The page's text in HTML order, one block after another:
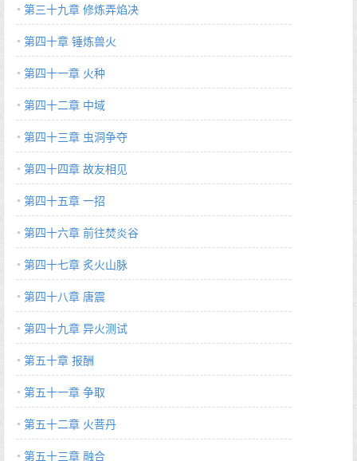
第三十九章 修炼弄焰决
第四十章 锤炼兽火
第四十一章 火种
第四十二章 中域
第四十三章 虫洞争夺
第四十四章 故友相见
第四十五章 一招
第四十六章 前往焚炎谷
第四十七章 炙火山脉
第四十八章 唐震
第四十九章 异火测试
第五十章 报酬
第五十一章 争取
第五十二章 火菩丹
第五十三章 融合